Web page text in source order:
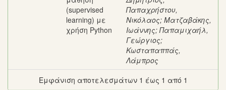
(supervised
learning) με
χρήση Python
Παπαχρήστου,
Νικόλαος; Ματζαβάκης,
Ιωάννης;Παπαμιχαήλ,
Γεώργιος;
Κωσταπαππάς,
Λάμπρος
Εμφάνιση αποτελεσμάτων 1 έως 1 από 1